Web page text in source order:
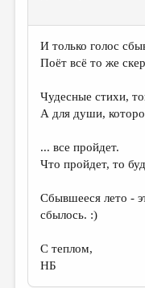
И только голос
Поёт всё то же
Чудесные стихи,
А для души,
... все пройдет.
Что пройдет, то
Сбывшееся лето -
сбылось. :)
С теплом,
НБ